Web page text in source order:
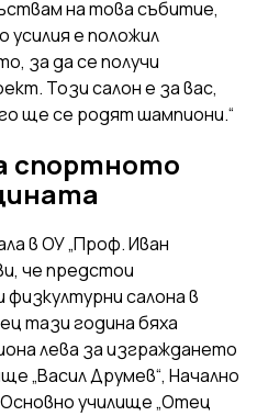
на това събитие,
е положил
за да се получи
Този салон е за вас,
ще се родят шампиони.“
спортното
в ОУ „Проф. Иван
че предстои
салона в
тази година бяха
лева за изграждането
„Васил Друмев“, Начално
Основно училище „Отец